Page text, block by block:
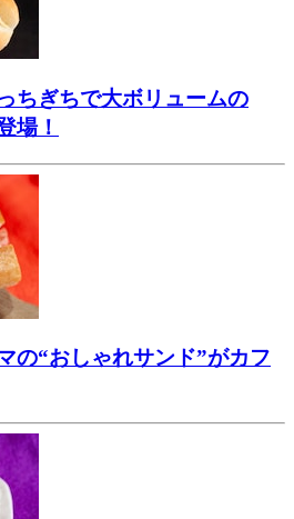
ちぎちで大ボリュームの
場！
の“おしゃれサンド”がカフ